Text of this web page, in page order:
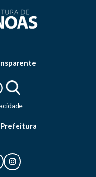
Prefeitura